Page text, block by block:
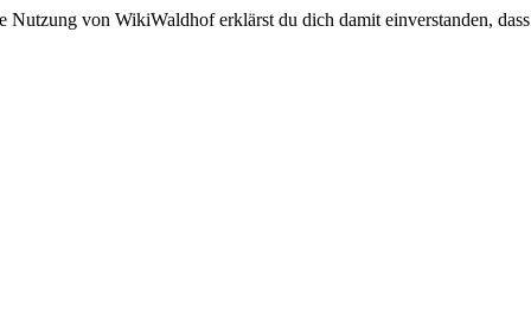
von WikiWaldhof erklärst du dich damit einverstanden,